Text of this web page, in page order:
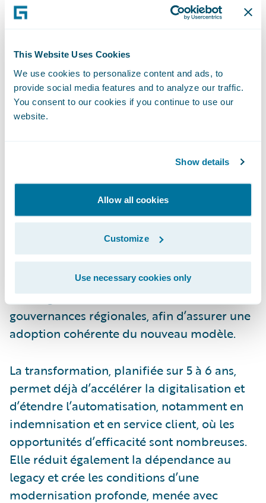
This Website Uses Cookies
We use cookies to personalize content and ads, to
provide social media features and to analyze our traffic.
You consent to our cookies if you continue to use our
website.
Show details
Allow all cookies
Customize
Use necessary cookies only
LocalTapiola a adopté une stratégie en deux
temporairement leur cycle de vie en on-
commerciales basculent directement sur
Guidewire Cloud en greenfield. Une fois la
migration des lignes privées achevée sur le
transférées vers le cloud. Cette approche
contrainte par l’obsolescence du legacy, tout
en accélérant la standardisation et
l’industrialisation des opérations.
Cette modernisation s’accompagne d’un
important travail de communication interne
et d’alignement entre les différentes
gouvernances régionales, afin d’assurer une
adoption cohérente du nouveau modèle.
La transformation, planifiée sur 5 à 6 ans,
permet déjà d’accélérer la digitalisation et
d’étendre l’automatisation, notamment en
indemnisation et en service client, où les
opportunités d’efficacité sont nombreuses.
Elle réduit également la dépendance au
legacy et crée les conditions d’une
modernisation profonde, menée avec